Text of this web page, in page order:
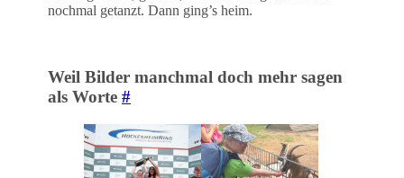
nochmal getanzt. Dann ging’s heim.
Weil Bilder manchmal doch mehr sagen
als Worte #